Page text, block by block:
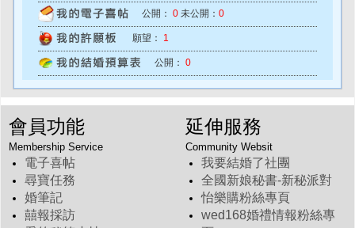
公開： 0 未公開： 0
願望： 1
公開： 0
會員功能
Membership Service
電子喜帖
尋寶任務
婚筆記
囍報採訪
延伸服務
Community Websit
我要結婚了社團
全國新娘秘書-新秘派對
怡樂購粉絲專頁
wed168婚禮情報粉絲專